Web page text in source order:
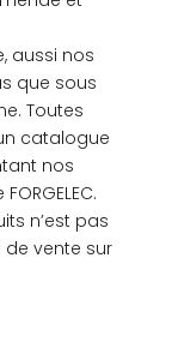
aussi nos
que sous
Toutes
catalogue
nos
n’est pas
de vente sur